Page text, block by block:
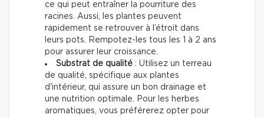
ce qui peut entraîner la pourriture des
racines. Aussi, les plantes peuvent
rapidement se retrouver à l’étroit dans
leurs pots. Rempotez-les tous les 1 à 2 ans
pour assurer leur croissance.
Substrat de qualité : Utilisez un terreau
de qualité, spécifique aux plantes
d'intérieur, qui assure un bon drainage et
une nutrition optimale. Pour les herbes
aromatiques, vous préférerez opter pour